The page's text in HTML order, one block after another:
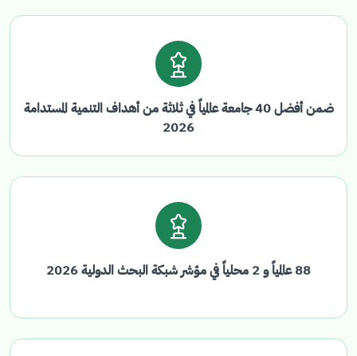
ضمن أفضل 40 جامعة عالمياً في ثلاثة من أهداف التنمية المستدامة
2026
88 عالمياً و 2 محلياً في مؤشر شبكة البحث الدولية 2026